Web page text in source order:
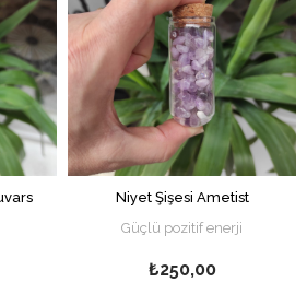
Niyet Şişesi Ametist
Güçlü pozitif enerji
₺250,00